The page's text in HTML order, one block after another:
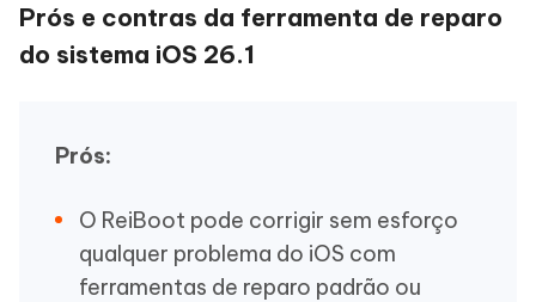
Prós e contras da ferramenta de reparo
do sistema iOS 26.1
Prós:
O ReiBoot pode corrigir sem esforço
qualquer problema do iOS com
ferramentas de reparo padrão ou